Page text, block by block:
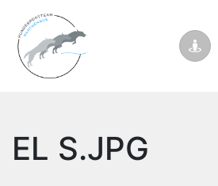
EL S.JPG